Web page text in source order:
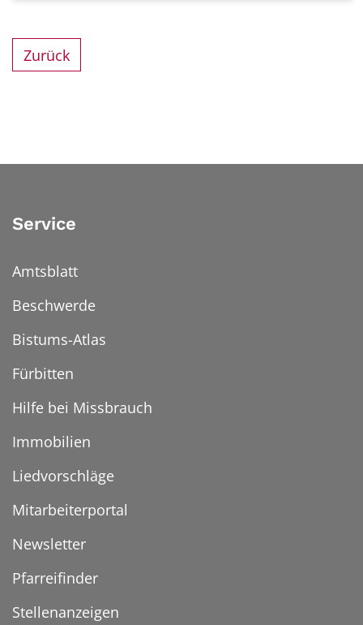
Zurück
Service
Amtsblatt
Beschwerde
Bistums-Atlas
Fürbitten
Hilfe bei Missbrauch
Immobilien
Liedvorschläge
Mitarbeiterportal
Newsletter
Pfarreifinder
Stellenanzeigen